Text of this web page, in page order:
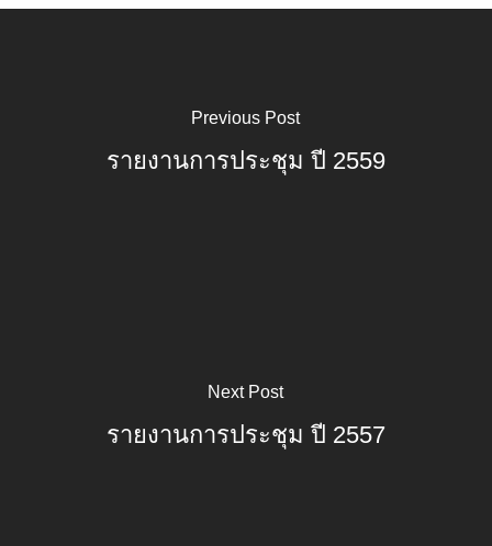
Previous Post
รายงานการประชุม ปี 2559
Next Post
รายงานการประชุม ปี 2557